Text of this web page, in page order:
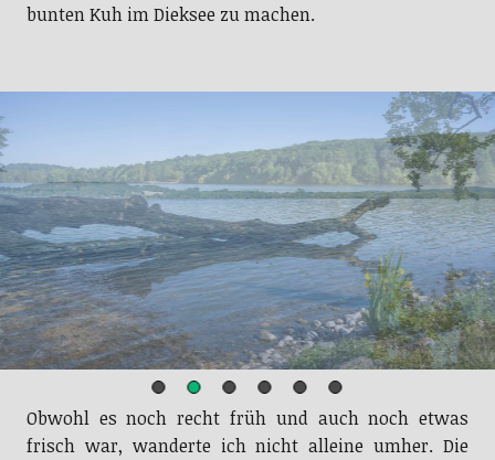
bunten Kuh im Dieksee zu machen.
Obwohl es noch recht früh und auch noch etwas
frisch war, wanderte ich nicht alleine umher. Die